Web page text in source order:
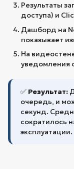
Результаты
доступа) и
Дашборд на
показывает
На
уведомления
✅ Результат:
очередь, и
секунд.
сократилось
эксплуатации.